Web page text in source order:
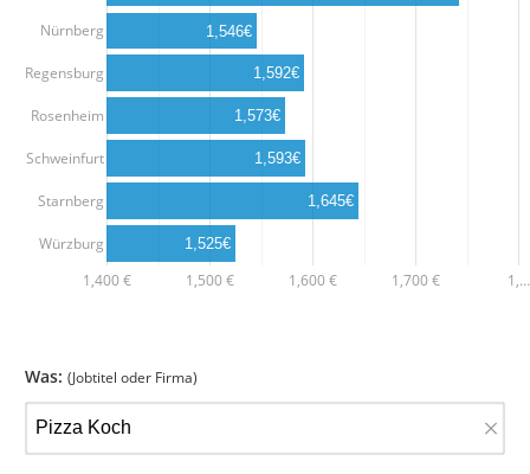
1,400 € 1,500 € 1,600 € 1,700 € 1,…
Nürnberg
Regensburg
Rosenheim
Schweinfurt
Starnberg
Würzburg
1,546€
1,592€
1,573€
1,593€
1,645€
1,525€
Was: (Jobtitel oder Firma)
×